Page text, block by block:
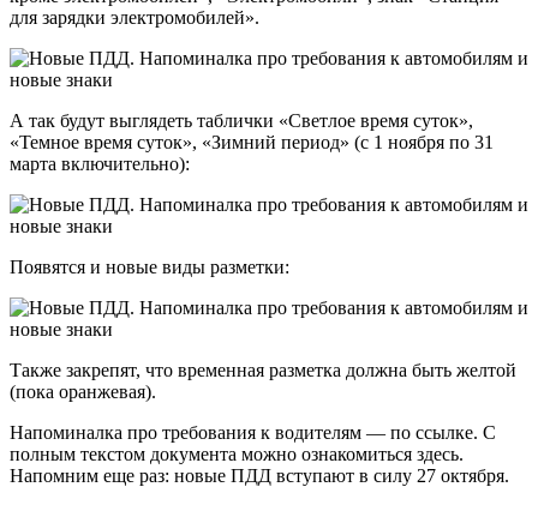
для зарядки электромобилей».
А так будут выглядеть таблички «Светлое время суток»,
«Темное время суток», «Зимний период» (с 1 ноября по 31
марта включительно):
Появятся и новые виды разметки:
Также закрепят, что временная разметка должна быть желтой
(пока оранжевая).
Напоминалка про требования к водителям — по ссылке. С
полным текстом документа можно ознакомиться здесь.
Напомним еще раз: новые ПДД вступают в силу 27 октября.